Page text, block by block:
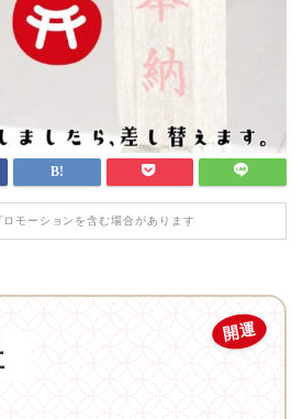
モーションを含む場合があります
開運